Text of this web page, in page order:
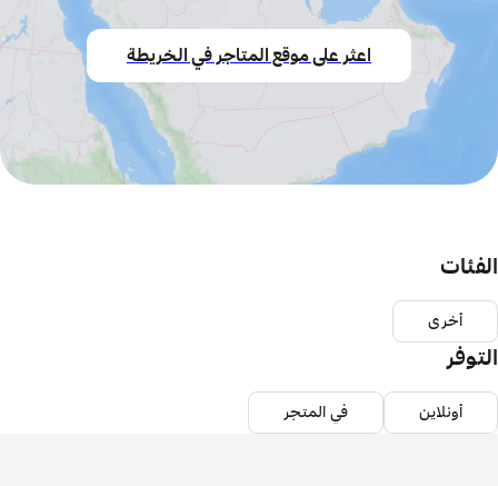
اعثر على موقع المتاجر في الخريطة
الفئات
أخرى
التوفر
أونلاين في المتجر